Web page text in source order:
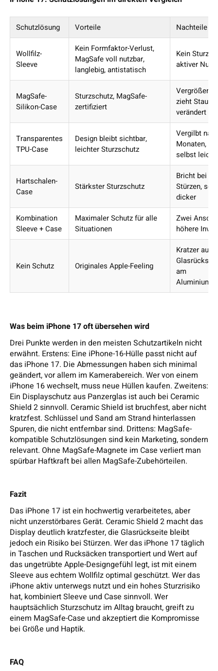
Schutzlösung Vorteile Nachteile
Wollfilz-
Sleeve
Kein Formfaktor-Verlust,
MagSafe voll nutzbar,
langlebig, antistatisch
Kein
aktiver
MagSafe-
Silikon-Case
Sturzschutz, MagSafe-
zertifiziert
Vergrößert
zieht Staub
verändert
Transparentes
TPU-Case
Design bleibt sichtbar,
leichter Sturzschutz
Vergilbt
Monaten,
selbst leicht
Hartschalen-
Case
Stärkster Sturzschutz
Bricht bei
Stürzen,
dicker
Kombination
Sleeve + Case
Maximaler Schutz für alle
Situationen
Zwei
höhere
Kein Schutz Originales Apple-Feeling
Kratzer auf
am
Was beim iPhone 17 oft übersehen wird
Drei Punkte werden in den meisten Schutzartikeln nicht
erwähnt. Erstens: Eine iPhone-16-Hülle passt nicht auf
das iPhone 17. Die Abmessungen haben sich minimal
geändert, vor allem im Kamerabereich. Wer von einem
iPhone 16 wechselt, muss neue Hüllen kaufen. Zweitens:
Ein Displayschutz aus Panzerglas ist auch bei Ceramic
Shield 2 sinnvoll. Ceramic Shield ist bruchfest, aber nicht
kratzfest. Schlüssel und Sand am Strand hinterlassen
Spuren, die nicht entfernbar sind. Drittens: MagSafe-
kompatible Schutzlösungen sind kein Marketing, sondern
relevant. Ohne MagSafe-Magnete im Case verliert man
spürbar Haftkraft bei allen MagSafe-Zubehörteilen.
Fazit
Das iPhone 17 ist ein hochwertig verarbeitetes, aber
nicht unzerstörbares Gerät. Ceramic Shield 2 macht das
Display deutlich kratzfester, die Glasrückseite bleibt
jedoch ein Risiko bei Stürzen. Wer das iPhone 17 täglich
in Taschen und Rucksäcken transportiert und Wert auf
das ungetrübte Apple-Designgefühl legt, ist mit einem
Sleeve aus echtem Wollfilz optimal geschützt. Wer das
iPhone aktiv unterwegs nutzt und ein hohes Sturzrisiko
hat, kombiniert Sleeve und Case sinnvoll. Wer
hauptsächlich Sturzschutz im Alltag braucht, greift zu
einem MagSafe-Case und akzeptiert die Kompromisse
bei Größe und Haptik.
FAQ